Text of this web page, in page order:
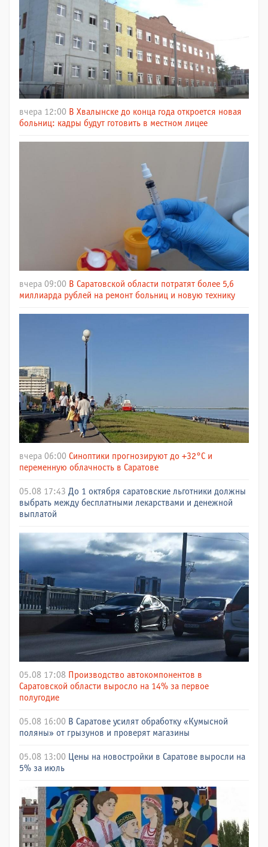
вчера 12:00 В Хвалынске до конца года откроется новая
больниц: кадры будут готовить в местном лицее
вчера 09:00 В Саратовской области потратят более 5,6
миллиарда рублей на ремонт больниц и новую технику
вчера 06:00 Синоптики прогнозируют до +32°C и
переменную облачность в Саратове
05.08 17:43 До 1 октября саратовские льготники должны
выбрать между бесплатными лекарствами и денежной
выплатой
05.08 17:08 Производство автокомпонентов в
Саратовской области выросло на 14% за первое
полугодие
05.08 16:00 В Саратове усилят обработку «Кумысной
поляны» от грызунов и проверят магазины
05.08 13:00
Цены на новостройки в Саратове выросли на
5% за июль